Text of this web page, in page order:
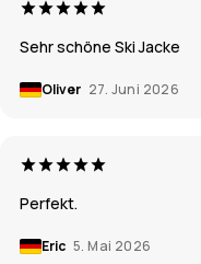
Sehr schöne Ski Jacke
Oliver 27. Juni 2026
Perfekt.
Eric 5. Mai 2026